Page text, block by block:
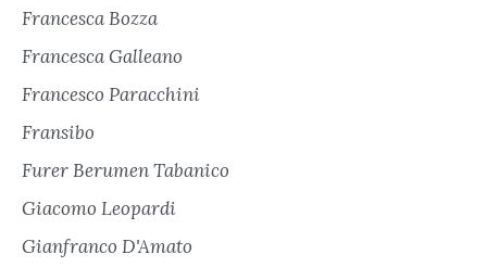
Francesca Bozza
Francesca Galleano
Francesco Paracchini
Fransibo
Furer Berumen Tabanico
Giacomo Leopardi
Gianfranco D'Amato